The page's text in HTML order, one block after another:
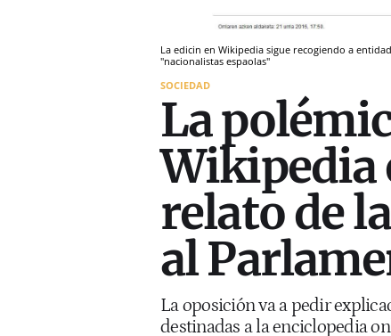
La edicin en Wikipedia sigue recogiendo a
"nacionalistas espaolas"
SOCIEDAD
La
Wikipedia
relato de
al
La oposición va a pedir
destinadas a la enciclopedia